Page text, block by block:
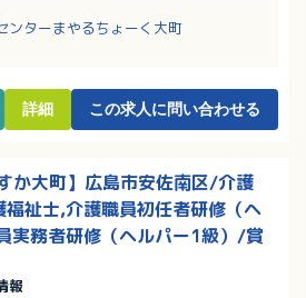
も徒歩1分とアクセス良好です！
ンターまやるちょーく大町
詳細 この求人に問い合わせる
か大町】広島市安佐南区/介護
祉士,介護職員初任者研修（ヘ
実務者研修（ヘルパー1級）/賞
報